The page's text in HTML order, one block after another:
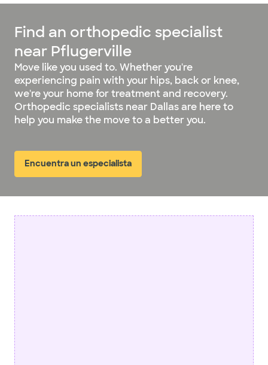
Find an orthopedic specialist
near Pflugerville
Move like you used to. Whether you're
experiencing pain with your hips, back or knee,
we're your home for treatment and recovery.
Orthopedic specialists near Dallas are here to
help you make the move to a better you.
Encuentra un especialista